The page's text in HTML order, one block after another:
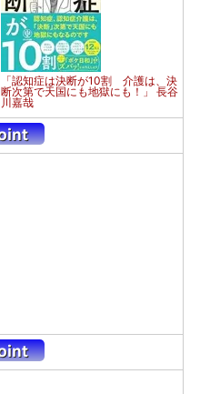
「認知症は決断が10割 介護は、決
断次第で天国にも地獄にも！」 長谷
川嘉哉